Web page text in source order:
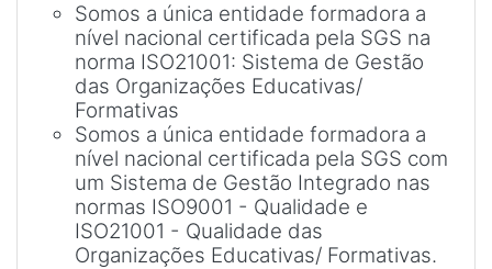
Somos a única entidade formadora a
nível nacional certificada pela SGS na
norma ISO21001: Sistema de Gestão
das Organizações Educativas/
Formativas
Somos a única entidade formadora a
nível nacional certificada pela SGS com
um Sistema de Gestão Integrado nas
normas ISO9001 - Qualidade e
ISO21001 - Qualidade das
Organizações Educativas/ Formativas.